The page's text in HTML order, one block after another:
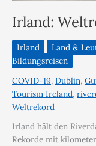
Irland:
Irland Land &
Bildungsreisen
COVID-19, Dublin,
Tourism Ireland,
Weltrekord
Irland hält den
Rekorde mit